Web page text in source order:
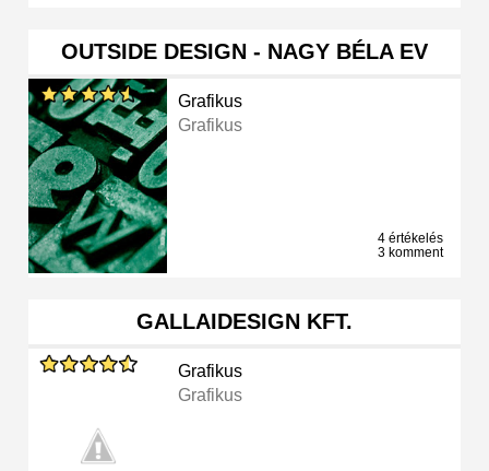
OUTSIDE DESIGN - NAGY BÉLA EV
Grafikus
Grafikus
4 értékelés
3 komment
GALLAIDESIGN KFT.
Grafikus
Grafikus